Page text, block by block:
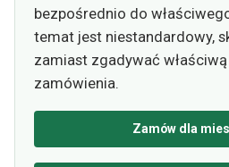
bezpośrednio do
temat jest niestandardowy,
zamiast zgadywać
zamówienia.
Zamów dla